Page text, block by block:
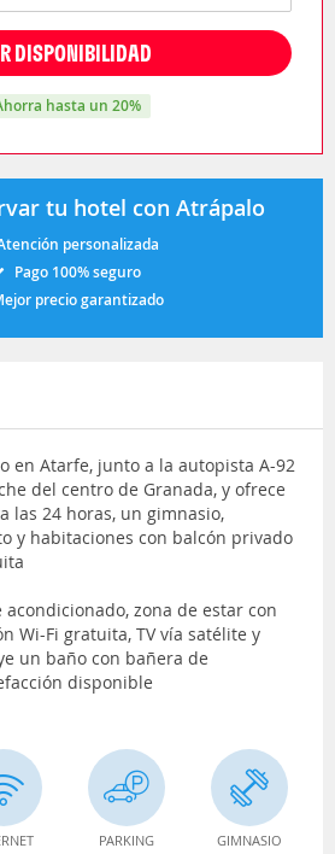
DISPONIBILIDAD
ahorra hasta un 20%
tu hotel con Atrápalo
personalizada
Pago 100% seguro
precio garantizado
en Atarfe, junto a la autopista A-92
del centro de Granada, y ofrece
las 24 horas, un gimnasio,
y habitaciones con balcón privado
zona de estar con
Wi-Fi gratuita, TV vía satélite y
un baño con bañera de
disponible
PARKING GIMNASIO